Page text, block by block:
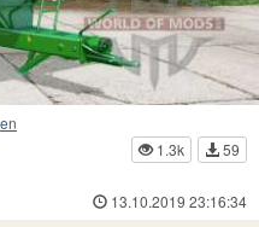
1.3k
59
13.10.2019 23:16:34